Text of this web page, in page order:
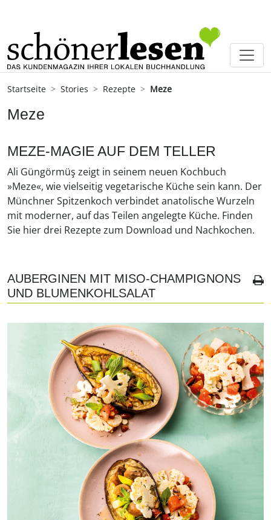
Startseite Stories Rezepte Meze
Meze
MEZE-MAGIE AUF DEM TELLER
Ali Güngörmüş zeigt in seinem neuen Kochbuch
»Meze«, wie vielseitig vegetarische Küche sein kann. Der
Münchner Spitzenkoch verbindet anatolische Wurzeln
mit moderner, auf das Teilen angelegte Küche. Finden
Sie hier drei Rezepte zum Download und Nachkochen.
AUBERGINEN MIT MISO-CHAMPIGNONS
UND BLUMENKOHLSALAT